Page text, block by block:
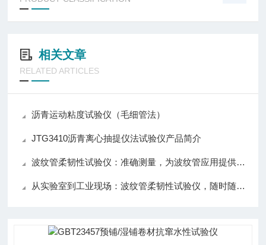
相关文章
RELATED ARTICLES
沥青运动粘度试验仪（毛细管法）
JTG3410沥青离心抽提仪法试验仪产品简介
波纹管柔韧性试验仪：准确测量，为波纹管应用提供可靠数据支持！
从实验室到工业现场：波纹管柔韧性试验仪，随时随地验证材料韧性，保障工程质量